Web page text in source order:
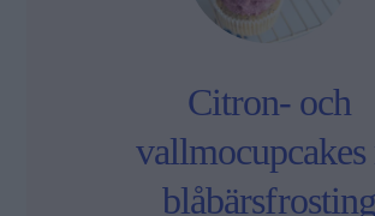
Citron- och
vallmocupcakes
blåbärsfrosting